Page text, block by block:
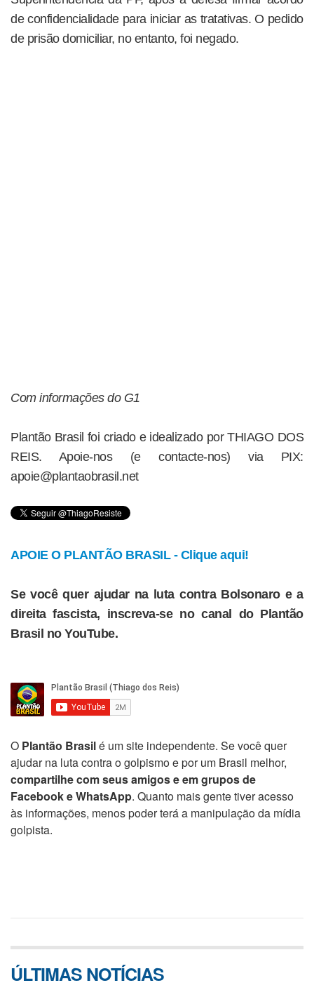
de confidencialidade para iniciar as tratativas. O pedido
de prisão domiciliar, no entanto, foi negado.
Com informações do G1
Plantão Brasil foi criado e idealizado por THIAGO DOS
REIS. Apoie-nos (e contacte-nos) via PIX:
apoie@plantaobrasil.net
APOIE O PLANTÃO BRASIL - Clique aqui!
Se você quer ajudar na luta contra Bolsonaro e a
direita fascista, inscreva-se no canal do Plantão
Brasil no YouTube.
O Plantão Brasilé um site independente. Se você quer
ajudar na luta contra o golpismo e por um Brasil melhor,
compartilhe com seus amigos e em grupos de
Facebook e WhatsApp. Quanto mais gente tiver acesso
às informações, menos poder terá a manipulação da mídia
golpista.
ÚLTIMAS NOTÍCIAS